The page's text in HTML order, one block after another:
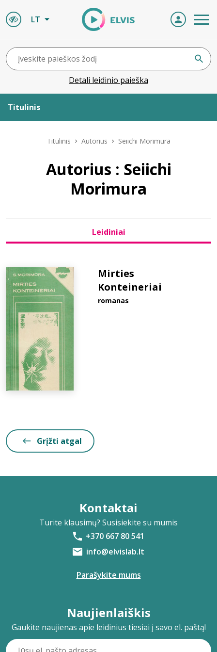
LT
Detali leidinio paieška
Titulinis
Naujienos
Bibliotekoms
D.U.K.
Titulinis Autorius Seiichi Morimura
Autorius : Seiichi
Morimura
Leidiniai
Mirties
Konteineriai
romanas
Grįžti atgal
Kontaktai
Turite klausimų? Susisiekite su mumis
+370 667 80 541
info@elvislab.lt
Parašykite mums
Naujienlaiškis
Gaukite naujienas apie leidinius tiesiai į savo el. paštą!